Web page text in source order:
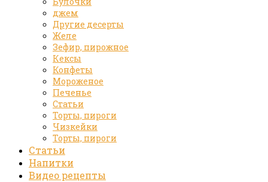
джем
Другие десерты
Желе
Зефир, пирожное
Кексы
Конфеты
Мороженое
Печенье
Статьи
Торты, пироги
Чизкейки
Торты, пироги
Статьи
Напитки
Видео рецепты